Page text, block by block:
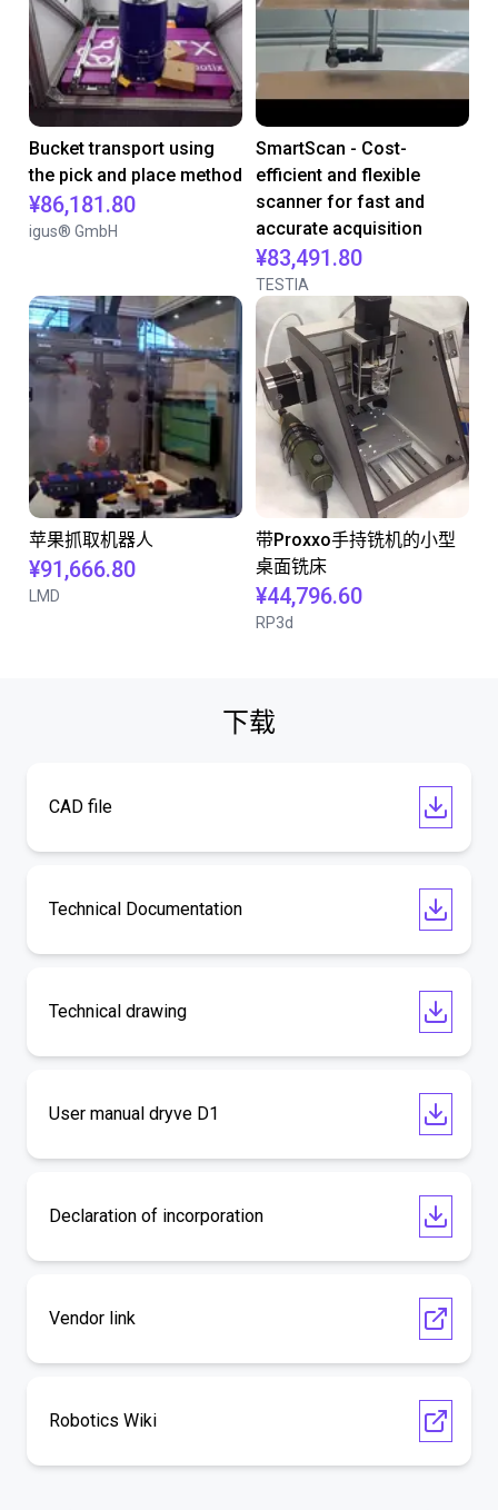
Bucket transport using
the pick and place method
¥86,181.80
igus® GmbH
SmartScan - Cost-
efficient and flexible
scanner for fast and
accurate acquisition
¥83,491.80
TESTIA
苹果抓取机器人
¥91,666.80
LMD
带Proxxo手持铣机的小型
桌面铣床
¥44,796.60
RP3d
下载
CAD file
Technical Documentation
Technical drawing
User manual dryve D1
Declaration of incorporation
Vendor link
Robotics Wiki